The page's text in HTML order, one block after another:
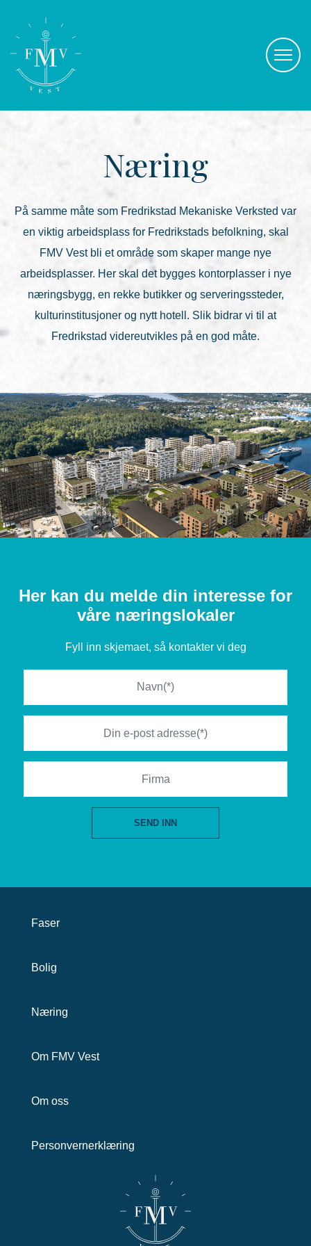
Næring
På samme måte som Fredrikstad Mekaniske Verksted var
en viktig arbeidsplass for Fredrikstads befolkning, skal
FMV Vest bli et område som skaper mange nye
arbeidsplasser. Her skal det bygges kontorplasser i nye
næringsbygg, en rekke butikker og serveringssteder,
kulturinstitusjoner og nytt hotell. Slik bidrar vi til at
Fredrikstad videreutvikles på en god måte.
Her kan du melde din interesse for
våre næringslokaler
Fyll inn skjemaet, så kontakter vi deg
SEND INN
Faser
Bolig
Næring
Om FMV Vest
Om oss
Personvernerklæring